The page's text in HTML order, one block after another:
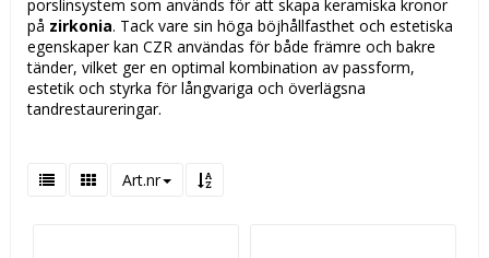
porslinsystem som används för att skapa keramiska kronor
på zirkonia. Tack vare sin höga böjhållfasthet och estetiska
egenskaper kan CZR användas för både främre och bakre
tänder, vilket ger en optimal kombination av passform,
estetik och styrka för långvariga och överlägsna
tandrestaureringar.
Art.nr